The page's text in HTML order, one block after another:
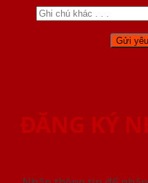
ĐĂNG KÝ